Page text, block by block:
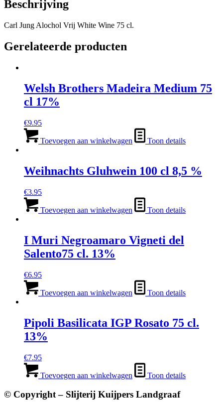
Beschrijving
Carl Jung Alochol Vrij White Wine 75 cl.
Gerelateerde producten
Welsh Brothers Madeira Medium 75
cl 17%
€9.95
Toevoegen aan winkelwagen Toon details
Weihnachts Gluhwein 100 cl 8,5 %
€3.95
Toevoegen aan winkelwagen Toon details
I Muri Negroamaro Vigneti del
Salento75 cl. 13%
€6.95
Toevoegen aan winkelwagen Toon details
Pipoli Basilicata IGP Rosato 75 cl.
13%
€7.95
Toevoegen aan winkelwagen Toon details
© Copyright – Slijterij Kuijpers Landgraaf